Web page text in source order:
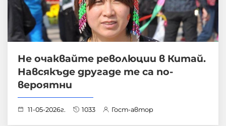
Не очаквайте революции в Китай.
Навсякъде другаде те са по-
вероятни
11-05-2026г. 1033 Гост-автор